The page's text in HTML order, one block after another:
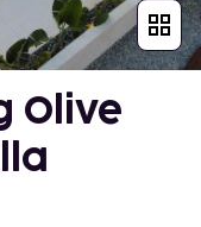
Olive